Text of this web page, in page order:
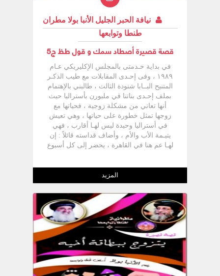
نيافة الحبر الجليل الأنبا بولا مطران
طنطا وتوابعها
قصة قصيرة أصطاد سمك و قول طظ ج5
في بداية خـدمتى بالمجلس الإكليريكي عـام
١٩٨٩ ، وفى إحـدى المقابلات مع طيب الذكـر
المتنيح البــابا شنودة الثالث ، طالبني بالإهتمام
بملف إحـدى بناتنا في ملبورن بأستراليا حيث
أنها تعاني من مشكلة زوجية ، فحياتها مع
زوجها تمثل خطورة على حياتها ، وهي تعيش
في أستراليا وحيدة ليس لهـا أقارب ، فهي
يتيـمة الأب والأم ، وأضاف قداسته قائلاً : إن
لهـا عم هنا في القاهرة ، يحضر إلى كل أسبوع
البابا ذهبت مسرعاً إلى مقر المجلس
الإكليريكي باحثاً عن ملف هذه الحالة ، وبالفعل
وجدته ، وعكفت على دراسته كلمة كلمة
المزيد